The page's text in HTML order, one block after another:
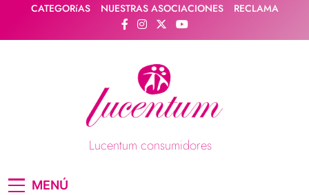
contenido
CATEGORíAS NUESTRAS ASOCIACIONES RECLAMA
Lucentum consumidores
MENÚ